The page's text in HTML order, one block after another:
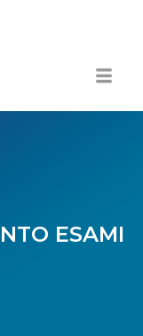
ESAMI